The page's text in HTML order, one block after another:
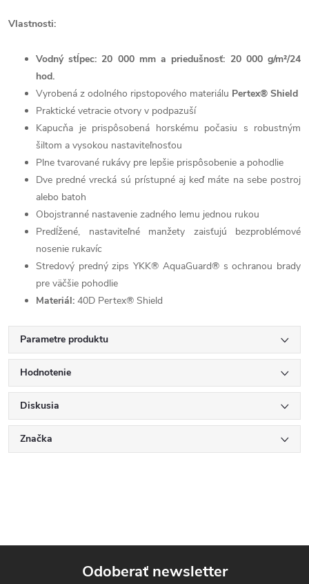
Vlastnosti:
Vodný stĺpec: 20 000 mm a priedušnosť: 20 000 g/m²/24
hod.
Vyrobená z odolného ripstopového materiálu Pertex® Shield
Praktické vetracie otvory v podpazuší
Kapucňa je prispôsobená horskému počasiu s robustným
šiltom a vysokou nastaviteľnosťou
Plne tvarované rukávy pre lepšie prispôsobenie a pohodlie
Dve predné vrecká sú prístupné aj keď máte na sebe postroj
alebo batoh
Obojstranné nastavenie zadného lemu jednou rukou
Predĺžené, nastaviteľné manžety zaisťujú bezproblémové
nosenie rukavíc
Stredový predný zips YKK® AquaGuard® s ochranou brady
pre väčšie pohodlie
Materiál: 40D Pertex® Shield
Parametre produktu
Hodnotenie
Diskusia
Značka
Odoberať newsletter